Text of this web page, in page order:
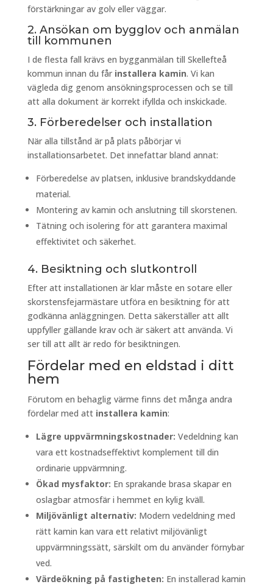
förstärkningar av golv eller väggar.
2. Ansökan om bygglov och anmälan
till kommunen
I de flesta fall krävs en bygganmälan till Skellefteå
kommun innan du får installera kamin. Vi kan
vägleda dig genom ansökningsprocessen och se till
att alla dokument är korrekt ifyllda och inskickade.
3. Förberedelser och installation
När alla tillstånd är på plats påbörjar vi
installationsarbetet. Det innefattar bland annat:
Förberedelse av platsen, inklusive brandskyddande
material.
Montering av kamin och anslutning till skorstenen.
Tätning och isolering för att garantera maximal
effektivitet och säkerhet.
4. Besiktning och slutkontroll
Efter att installationen är klar måste en sotare eller
skorstensfejarmästare utföra en besiktning för att
godkänna anläggningen. Detta säkerställer att allt
uppfyller gällande krav och är säkert att använda. Vi
ser till att allt är redo för besiktningen.
Fördelar med en eldstad i ditt
hem
Förutom en behaglig värme finns det många andra
fördelar med att installera kamin:
Lägre uppvärmningskostnader: Vedeldning kan
vara ett kostnadseffektivt komplement till din
ordinarie uppvärmning.
Ökad mysfaktor: En sprakande brasa skapar en
oslagbar atmosfär i hemmet en kylig kväll.
Miljövänligt alternativ: Modern vedeldning med
rätt kamin kan vara ett relativt miljövänligt
uppvärmningssätt, särskilt om du använder förnybar
ved.
Värdeökning på fastigheten: En installerad kamin